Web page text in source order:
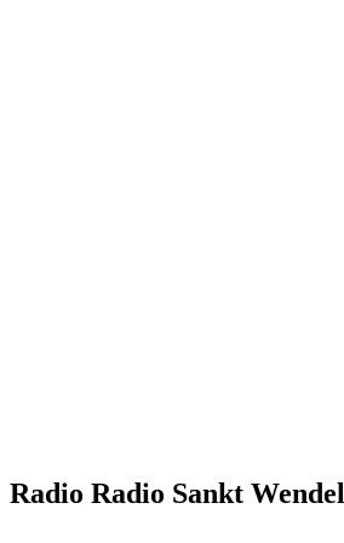
Radio Radio Sankt Wendel